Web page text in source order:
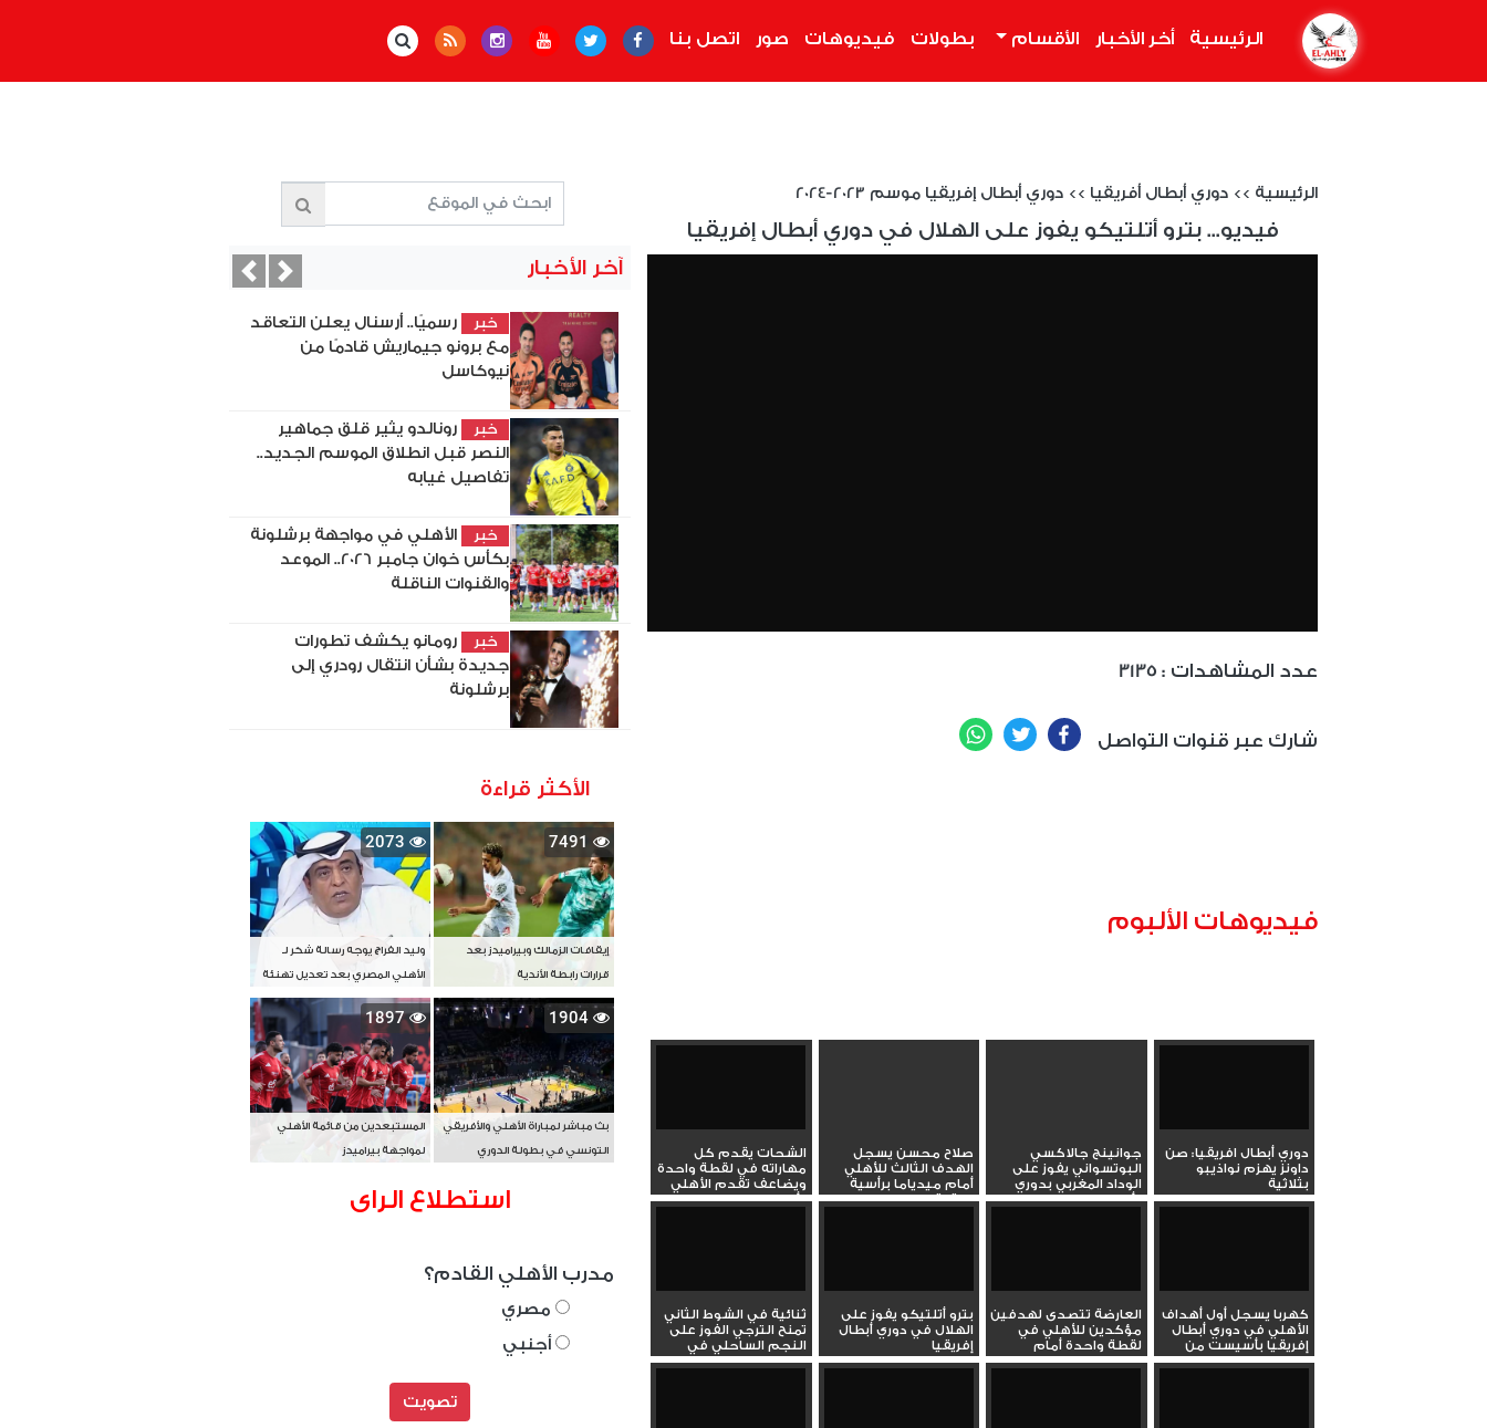
الرئيسية أخر الأخبار الأقسام بطولات فيديوهات صور اتصل بنا
الرئيسية >> دوري أبطال أفريقيا >> دوري أبطال إفريقيا موسم 2023-2024
فيديو... بترو أتلتيكو يفوز على الهلال في دوري أبطال إفريقيا
3135 : عدد المشاهدات
شارك عبر قنوات التواصل Facebook
Twitter
WhatsApp
فيديوهات الألبوم
دوري أبطال افريقيا: صن
داونز يهزم نواذيبو
بثلاثية
جوانينج جالاكسي
البوتسواني يفوز على
الوداد المغربي بدوري
أبطال...
صلاح محسن يسجل
الهدف الثالث للأهلي
أمام ميدياما برأسية
متقنة
الشحات يقدم كل
مهاراته في لقطة واحدة
ويضاعف تقدم الأهلي
أمام...
كهربا يسجل أول أهداف
الأهلي في دوري أبطال
إفريقيا بأسيست من
إمام...
العارضة تتصدى لهدفين
مؤكدين للأهلي في
لقطة واحدة أمام
ميدياما...
بترو أتلتيكو يفوز على
الهلال في دوري أبطال
إفريقيا
ثنائية في الشوط الثاني
تمنح الترجي الفوز على
النجم الساحلي في
دوري...
آخر الأخبار
خبر
رسميًا.. أرسنال يعلن التعاقد
مع برونو جيماريش قادمًا من
نيوكاسل
خبر
رونالدو يثير قلق جماهير
النصر قبل انطلاق الموسم الجديد..
تفاصيل غيابه
خبر
الأهلي في مواجهة برشلونة
بكأس خوان جامبر 2026.. الموعد
والقنوات الناقلة
خبر
رومانو يكشف تطورات
جديدة بشأن انتقال رودري إلى
برشلونة
PreviousNext
الأكثر قراءة
7491
إيقافات الزمالك وبيراميدز بعد
قرارات رابطة الأندية
2073
وليد الفراج يوجه رسالة شكر لـ
الأهلي المصري بعد تعديل تهنئة
بطل آسيا
1904
بث مباشر لمباراة الأهلي والأفريقي
التونسي في بطولة الدوري
1897
المستبعدين من قائمة الأهلي
لمواجهة بيراميدز
استطلاع الراى
مدرب الأهلي القادم؟
مصري
أجنبي
تصويت